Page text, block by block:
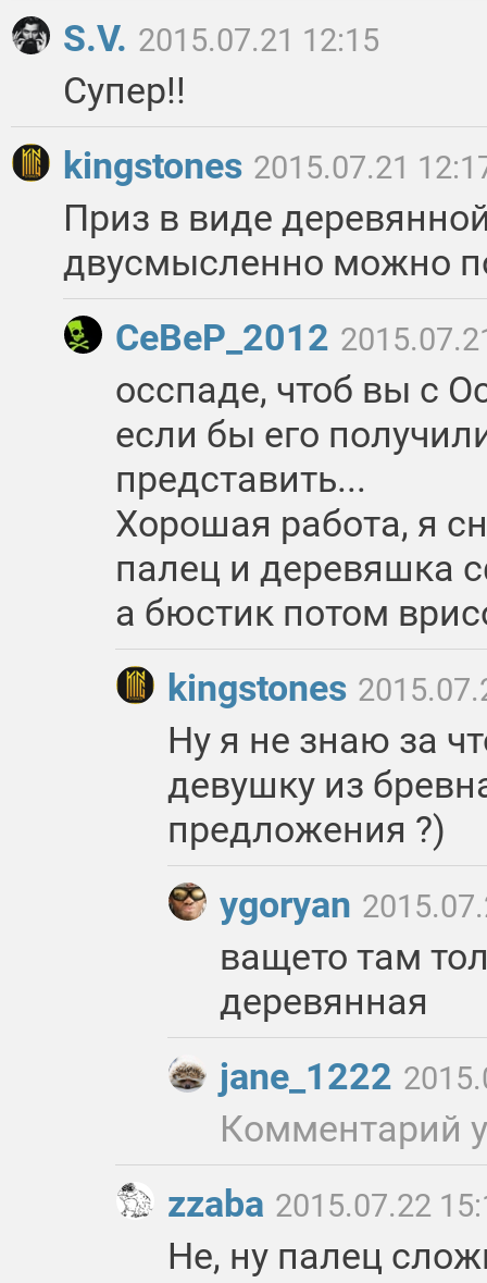
S.V. 2015.07.21 12:15
Супер!!
kingstones 2015.07.21
Приз в виде
двусмысленно можно
CeBeP_2012
осспаде, чтоб вы с
если бы его
представить...
Хорошая работа, я
палец и деревяшка
а бюстик потом
kingstones
Ну я не знаю за
девушку из
предложения ?)
ygoryan
ващето там
деревянная
jane_1222
Комментарий
zzaba 2015.07.22
Не, ну палец